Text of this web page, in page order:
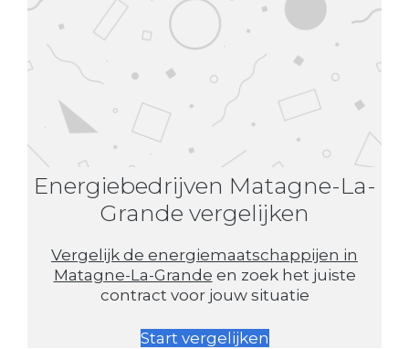
Energiebedrijven Matagne-La-
Grande vergelijken
Vergelijk de energiemaatschappijen in
Matagne-La-Grande en zoek het juiste
contract voor jouw situatie
Start vergelijken